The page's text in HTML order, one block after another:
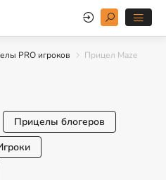
PRO игроков Прицел Maze
Прицелы блогеров